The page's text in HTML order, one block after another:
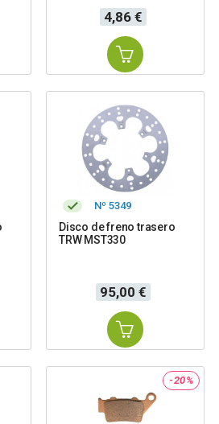
Precio
4,86 €
Nº 5349
Disco de freno trasero
TRW MST330
Precio
95,00 €
-20%